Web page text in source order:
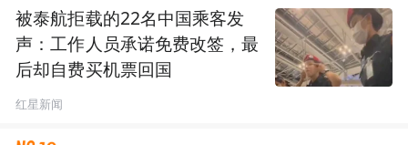
被泰航拒载的22名中国乘客发
声：工作人员承诺免费改签，最
后却自费买机票回国
红星新闻